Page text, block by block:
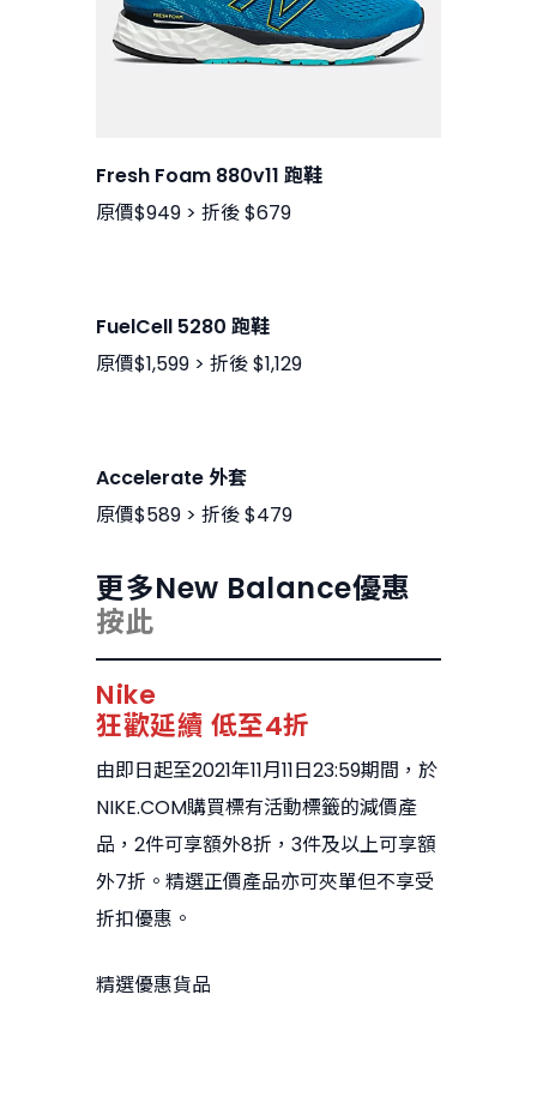
Fresh Foam 880v11 跑鞋
原價$949 > 折後 $679
FuelCell 5280 跑鞋
原價$1,599 > 折後 $1,129
Accelerate 外套
原價$589 > 折後 $479
更多New Balance優惠
按此
Nike
狂歡延續 低至4折
由即日起至2021年11月11日23:59期間，於
NIKE.COM購買標有活動標籤的減價產
品，2件可享額外8折，3件及以上可享額
外7折。精選正價產品亦可夾單但不享受
折扣優惠。
精選優惠貨品